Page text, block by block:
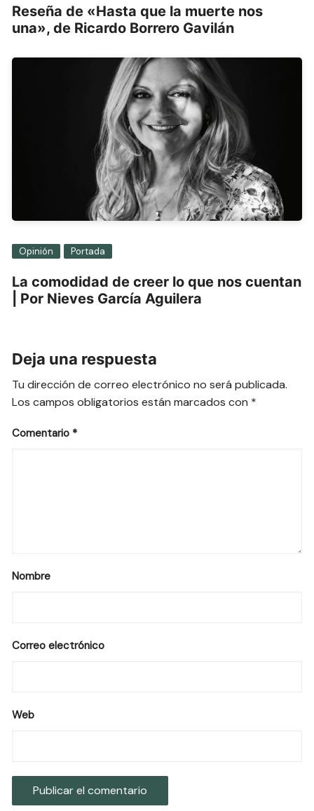
Reseña de «Hasta que la muerte nos
una», de Ricardo Borrero Gavilán
Opinión Portada
La comodidad de creer lo que nos cuentan
| Por Nieves García Aguilera
Deja una respuesta
Tu dirección de correo electrónico no será publicada.
Los campos obligatorios están marcados con *
Comentario *
Nombre
Correo electrónico
Web